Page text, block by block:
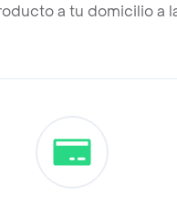
a tu domicilio a